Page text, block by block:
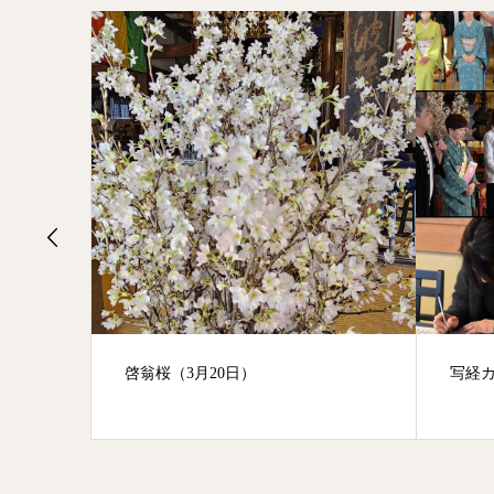
写経カフェ「書茶房」（3月23日） 静岡